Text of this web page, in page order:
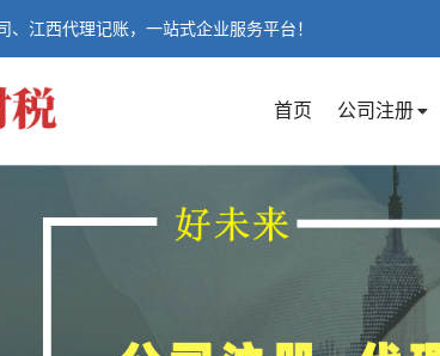
江西代理记账，一站式企业服务平台！
首页 公司注册